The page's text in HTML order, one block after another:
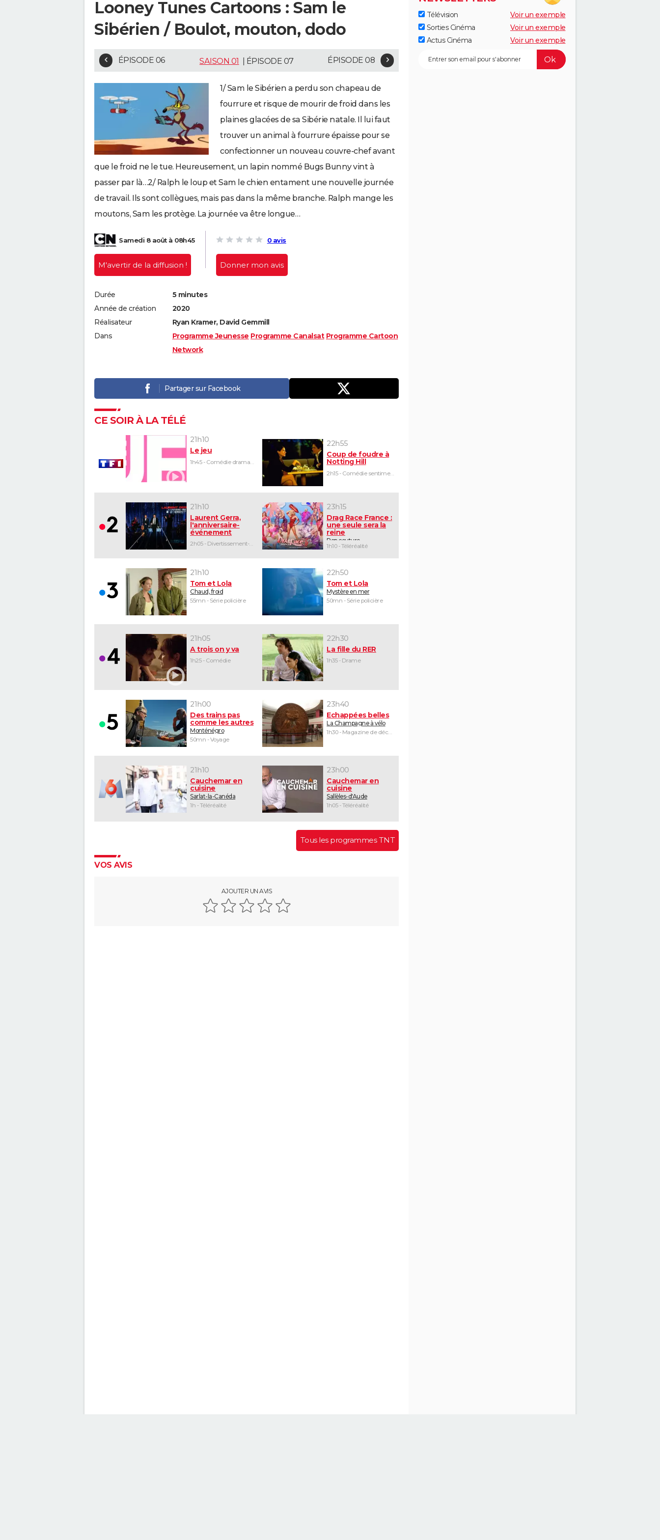
Looney Tunes Cartoons : Sam le
Sibérien / Boulot, mouton, dodo
ÉPISODE 06 SAISON 01 | ÉPISODE 07 ÉPISODE 08
1/ Sam le Sibérien a perdu son chapeau de
fourrure et risque de mourir de froid dans les
plaines glacées de sa Sibérie natale. Il lui faut
trouver un animal à fourrure épaisse pour se
confectionner un nouveau couvre-chef avant
que le froid ne le tue. Heureusement, un lapin nommé Bugs Bunny vint à
passer par là…2/ Ralph le loup et Sam le chien entament une nouvelle journée
de travail. Ils sont collègues, mais pas dans la même branche. Ralph mange les
moutons, Sam les protège. La journée va être longue…
Samedi 8 août à 08h45
M'avertir de la diffusion !
0 avis
Donner mon avis
Durée
5 minutes
Année de création
2020
Réalisateur
Ryan Kramer, David Gemmill
Dans
Programme Jeunesse Programme Canalsat Programme Cartoon
Network
Partager sur Facebook
CE SOIR À LA TÉLÉ
21h10
Le jeu
1h45 - Comédie dramatique
22h55
Coup de foudre à
Notting Hill
2h15 - Comédie sentimentale
21h10
Laurent Gerra,
l'anniversaire-
événement
2h05 - Divertissement-humour
23h15
Drag Race France :
une seule sera la
reine
Pop couture
1h10 - Téléréalité
21h10
Tom et Lola
Chaud, froid
55mn - Série policière
22h50
Tom et Lola
Mystère en mer
50mn - Série policière
21h05
A trois on y va
1h25 - Comédie
22h30
La fille du RER
1h35 - Drame
21h00
Des trains pas
comme les autres
Monténégro
50mn - Voyage
23h40
Echappées belles
La Champagne à vélo
1h30 - Magazine de découvertes
21h10
Cauchemar en
cuisine
Sarlat-la-Canéda
1h - Téléréalité
23h00
Cauchemar en
cuisine
Sallèles-d'Aude
1h05 - Téléréalité
Tous les programmes TNT
VOS AVIS
AJOUTER UN AVIS
Télévision
Voir un exemple
Sorties Cinéma
Voir un exemple
Actus Cinéma
Voir un exemple